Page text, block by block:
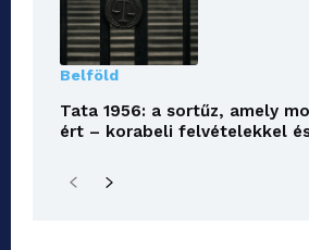
Belföld
Tata 1956: a sortűz, amely
ért – korabeli felvételekkel